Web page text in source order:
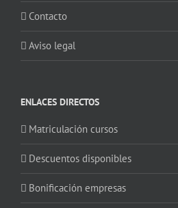
Contacto
Aviso legal
ENLACES DIRECTOS
Matriculación cursos
Descuentos disponibles
Bonificación empresas